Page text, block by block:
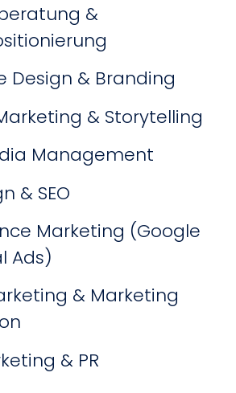
&
Design & Branding
& Storytelling
Management
& SEO
Marketing (Google
Ads)
& Marketing
& PR